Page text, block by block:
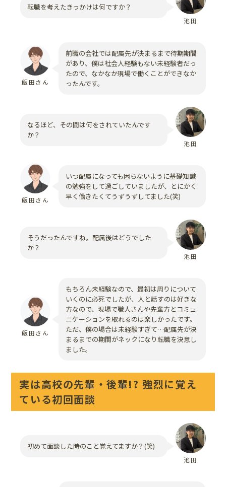
転職を考えたきっかけは何ですか？
池田
飯田さん
前職の会社では配属先が決まるまで待期期間
があり、僕は社会人経験もない未経験者だっ
たので、なかなか現場で働くことができなか
ったんです。
なるほど、その間は何をされていたんです
か？
池田
飯田さん
いつ配属になっても困らないように基礎知識
の勉強をして過ごしていましたが、とにかく
早く働きたくてうずうずしてました(笑)
そうだったんですね。配属後はどうでした
か？
池田
飯田さん
もちろん未経験なので、最初は周りについて
いくのに必死でしたが、人と話すのは好きな
方なので、現場で職人さんや先輩方とコミュ
ニケーションを取れるのは楽しかったです。
ただ、僕の場合は未経験すぎて…配属先が決
まるまでの期間がネックになり転職を決意し
ました。
実は高校の先輩・後輩!? 強烈に覚え
ている初回面談
初めて面談した時のこと覚えてますか？(笑)
池田